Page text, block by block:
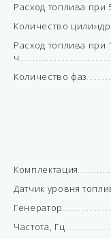
Расход топлива при
Количество
Расход топлива при
ч
Количество фаз
Комплектация
Датчик уровня
Генератор
Частота, Гц